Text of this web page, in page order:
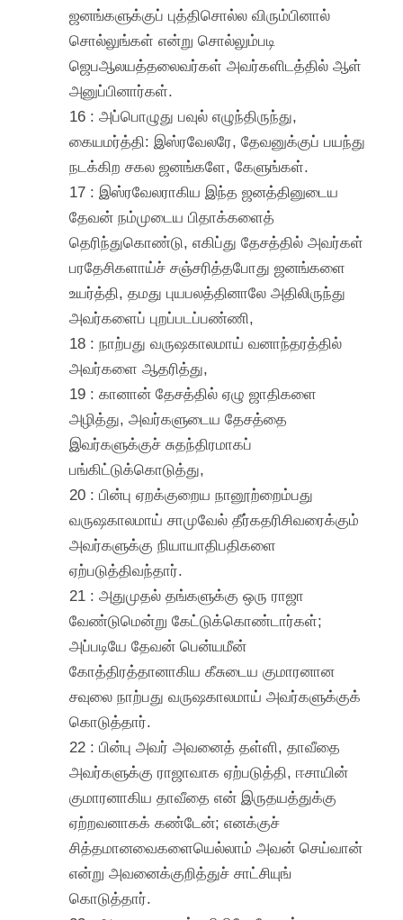
ஜனங்களுக்குப் புத்திசொல்ல விரும்பினால்
சொல்லுங்கள் என்று சொல்லும்படி
ஜெபஆலயத்தலைவர்கள் அவர்களிடத்தில் ஆள்
அனுப்பினார்கள்.
16 : அப்பொழுது பவுல் எழுந்திருந்து,
கையமர்த்தி: இஸ்ரவேலரே, தேவனுக்குப் பயந்து
நடக்கிற சகல ஜனங்களே, கேளுங்கள்.
17 : இஸ்ரவேலராகிய இந்த ஜனத்தினுடைய
தேவன் நம்முடைய பிதாக்களைத்
தெரிந்துகொண்டு, எகிப்து தேசத்தில் அவர்கள்
பரதேசிகளாய்ச் சஞ்சரித்தபோது ஜனங்களை
உயர்த்தி, தமது புயபலத்தினாலே அதிலிருந்து
அவர்களைப் புறப்படப்பண்ணி,
18 : நாற்பது வருஷகாலமாய் வனாந்தரத்தில்
அவர்களை ஆதரித்து,
19 : கானான் தேசத்தில் ஏழு ஜாதிகளை
அழித்து, அவர்களுடைய தேசத்தை
இவர்களுக்குச் சுதந்திரமாகப்
பங்கிட்டுக்கொடுத்து,
20 : பின்பு ஏறக்குறைய நானூற்றைம்பது
வருஷகாலமாய் சாமுவேல் தீர்கதரிசிவரைக்கும்
அவர்களுக்கு நியாயாதிபதிகளை
ஏற்படுத்திவந்தார்.
21 : அதுமுதல் தங்களுக்கு ஒரு ராஜா
வேண்டுமென்று கேட்டுக்கொண்டார்கள்;
அப்படியே தேவன் பென்யமீன்
கோத்திரத்தானாகிய கீசுடைய குமாரனான
சவுலை நாற்பது வருஷகாலமாய் அவர்களுக்குக்
கொடுத்தார்.
22 : பின்பு அவர் அவனைத் தள்ளி, தாவீதை
அவர்களுக்கு ராஜாவாக ஏற்படுத்தி, ஈசாயின்
குமாரனாகிய தாவீதை என் இருதயத்துக்கு
ஏற்றவனாகக் கண்டேன்; எனக்குச்
சித்தமானவைகளையெல்லாம் அவன் செய்வான்
என்று அவனைக்குறித்துச் சாட்சியுங்
கொடுத்தார்.